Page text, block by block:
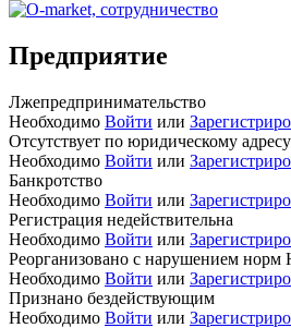
Предприятие
Лжепредпринимательство
Необходимо Войти или
Отсутствует по юридическому адресу
Необходимо Войти или
Банкротство
Необходимо Войти или
Регистрация недействительна
Необходимо Войти или
Реорганизовано с нарушением норм
Необходимо Войти или
Признано бездействующим
Необходимо Войти или